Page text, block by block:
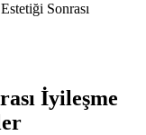
Sonrası
İyileşme